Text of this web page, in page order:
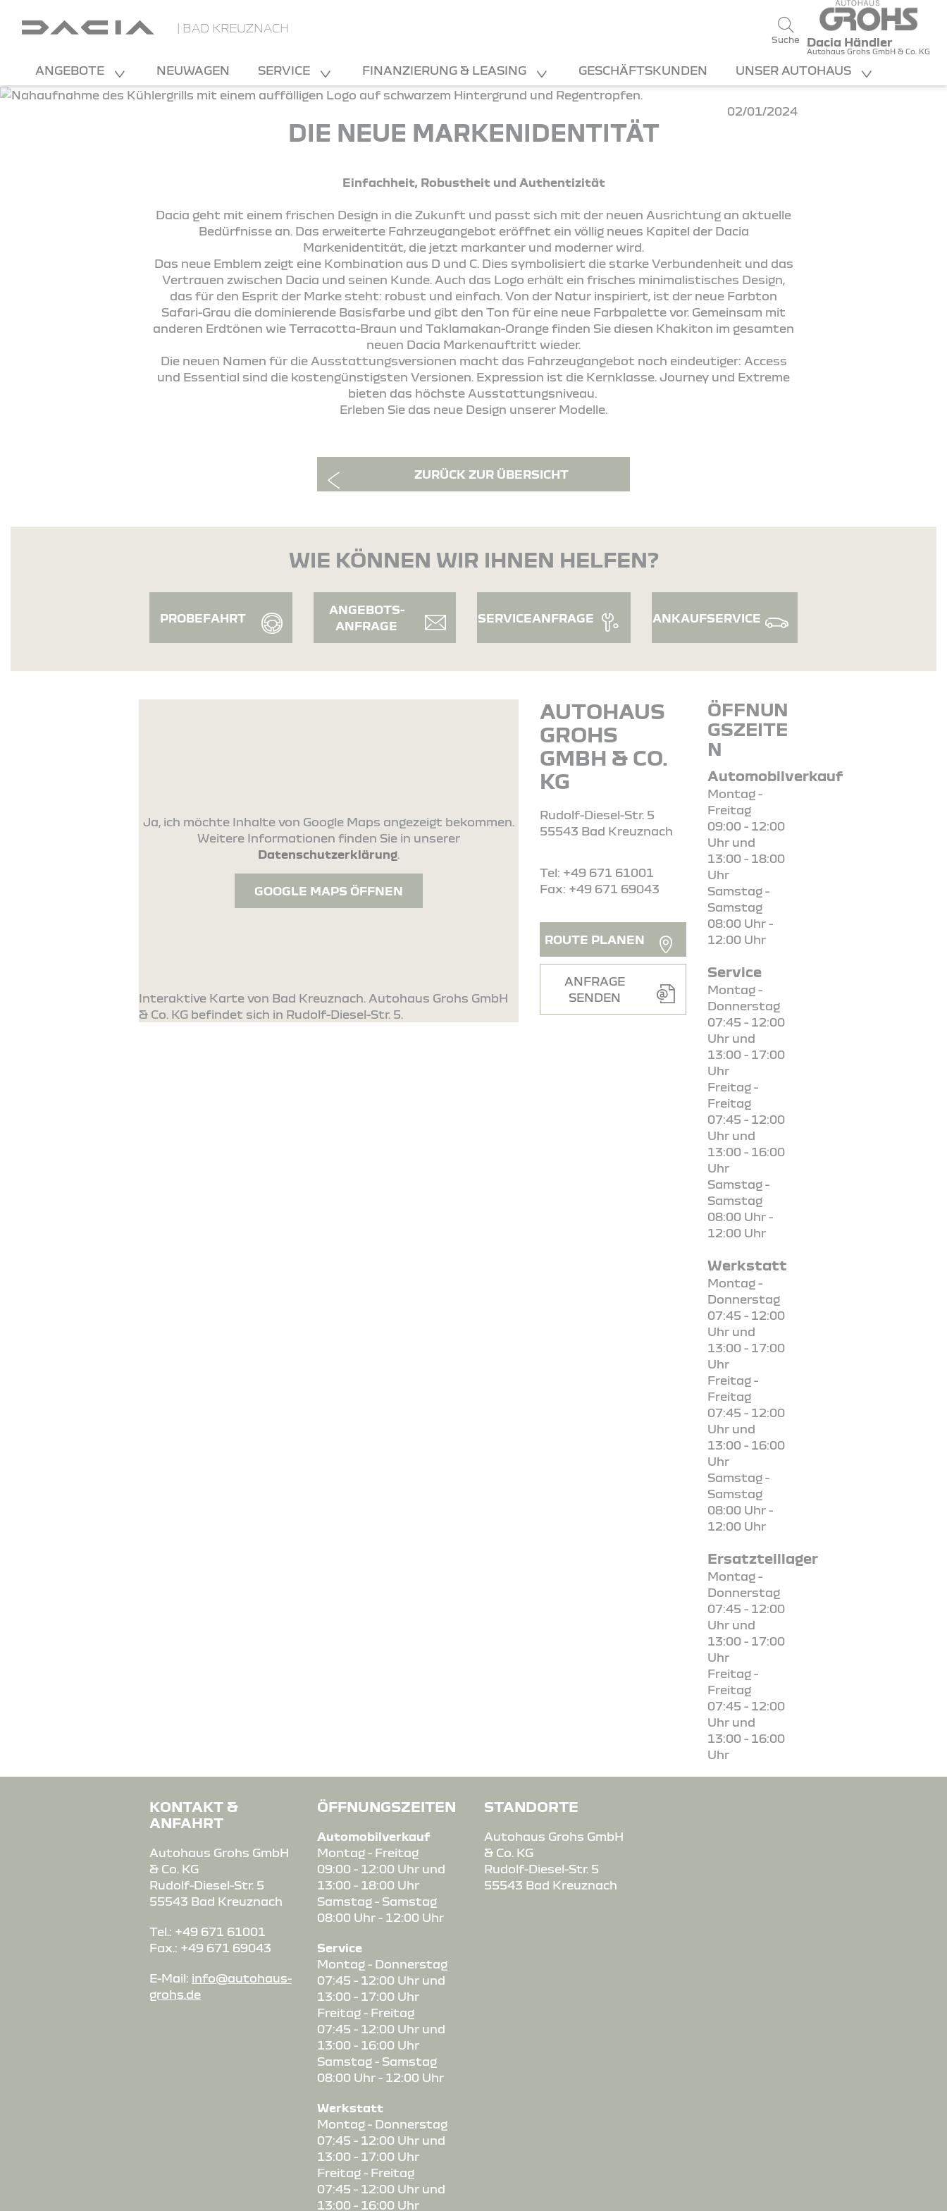
| BAD KREUZNACH
Suche Dacia Händler
Autohaus Grohs GmbH & Co. KG
ANGEBOTE NEUWAGEN SERVICE FINANZIERUNG & LEASING GESCHÄFTSKUNDEN UNSER AUTOHAUS
02/01/2024
DIE NEUE MARKENIDENTITÄT
Einfachheit, Robustheit und Authentizität
Dacia geht mit einem frischen Design in die Zukunft und passt sich mit der neuen Ausrichtung an aktuelle
Bedürfnisse an. Das erweiterte Fahrzeugangebot eröffnet ein völlig neues Kapitel der Dacia
Markenidentität, die jetzt markanter und moderner wird.
Das neue Emblem zeigt eine Kombination aus D und C. Dies symbolisiert die starke Verbundenheit und das
Vertrauen zwischen Dacia und seinen Kunde. Auch das Logo erhält ein frisches minimalistisches Design,
das für den Esprit der Marke steht: robust und einfach. Von der Natur inspiriert, ist der neue Farbton
Safari-Grau die dominierende Basisfarbe und gibt den Ton für eine neue Farbpalette vor. Gemeinsam mit
anderen Erdtönen wie Terracotta-Braun und Taklamakan-Orange finden Sie diesen Khakiton im gesamten
neuen Dacia Markenauftritt wieder.
Die neuen Namen für die Ausstattungsversionen macht das Fahrzeugangebot noch eindeutiger: Access
und Essential sind die kostengünstigsten Versionen. Expression ist die Kernklasse. Journey und Extreme
bieten das höchste Ausstattungsniveau.
Erleben Sie das neue Design unserer Modelle.
ZURÜCK ZUR ÜBERSICHT
WIE KÖNNEN WIR IHNEN HELFEN?
PROBEFAHRT
ANGEBOTS-
ANFRAGE
SERVICEANFRAGE ANKAUFSERVICE
Ja, ich möchte Inhalte von Google Maps angezeigt bekommen.
Weitere Informationen finden Sie in unserer
Datenschutzerklärung.
GOOGLE MAPS ÖFFNEN
Interaktive Karte von Bad Kreuznach. Autohaus Grohs GmbH
& Co. KG befindet sich in Rudolf-Diesel-Str. 5.
AUTOHAUS
GROHS
GMBH & CO.
KG
Rudolf-Diesel-Str. 5
55543 Bad Kreuznach
Tel: +49 671 61001
Fax: +49 671 69043
ROUTE PLANEN
ANFRAGE
SENDEN
ÖFFNUN
GSZEITE
N
Automobilverkauf
Montag -
Freitag
09:00 - 12:00
Uhr und
13:00 - 18:00
Uhr
Samstag -
Samstag
08:00 Uhr -
12:00 Uhr
Service
Montag -
Donnerstag
07:45 - 12:00
Uhr und
13:00 - 17:00
Uhr
Freitag -
Freitag
07:45 - 12:00
Uhr und
13:00 - 16:00
Uhr
Samstag -
Samstag
08:00 Uhr -
12:00 Uhr
Werkstatt
Montag -
Donnerstag
07:45 - 12:00
Uhr und
13:00 - 17:00
Uhr
Freitag -
Freitag
07:45 - 12:00
Uhr und
13:00 - 16:00
Uhr
Samstag -
Samstag
08:00 Uhr -
12:00 Uhr
Ersatzteillager
Montag -
Donnerstag
07:45 - 12:00
Uhr und
13:00 - 17:00
Uhr
Freitag -
Freitag
07:45 - 12:00
Uhr und
13:00 - 16:00
Uhr
KONTAKT &
ANFAHRT
Autohaus Grohs GmbH
& Co. KG
Rudolf-Diesel-Str. 5
55543 Bad Kreuznach
Tel.: +49 671 61001
Fax.: +49 671 69043
E-Mail: info@autohaus-
grohs.de
ÖFFNUNGSZEITEN
Automobilverkauf
Montag - Freitag
09:00 - 12:00 Uhr und
13:00 - 18:00 Uhr
Samstag - Samstag
08:00 Uhr - 12:00 Uhr
Service
Montag - Donnerstag
07:45 - 12:00 Uhr und
13:00 - 17:00 Uhr
Freitag - Freitag
07:45 - 12:00 Uhr und
13:00 - 16:00 Uhr
Samstag - Samstag
08:00 Uhr - 12:00 Uhr
Werkstatt
Montag - Donnerstag
07:45 - 12:00 Uhr und
13:00 - 17:00 Uhr
Freitag - Freitag
07:45 - 12:00 Uhr und
13:00 - 16:00 Uhr
STANDORTE
Autohaus Grohs GmbH
& Co. KG
Rudolf-Diesel-Str. 5
55543 Bad Kreuznach